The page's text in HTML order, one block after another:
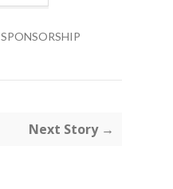
SPONSORSHIP
Next Story →